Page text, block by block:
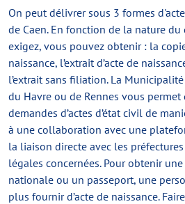
On peut délivrer sous 3 formes
de Caen. En fonction de la nature
exigez, vous pouvez obtenir : la
naissance, l’extrait d’acte de
l’extrait sans filiation. La
du Havre ou de Rennes vous permet
demandes d’actes d’état civil de
à une collaboration avec une
la liaison directe avec les
légales concernées. Pour obtenir
nationale ou un passeport, une
plus fournir d’acte de naissance.